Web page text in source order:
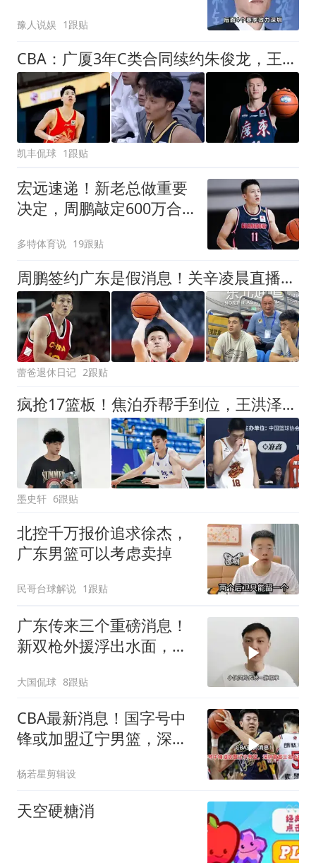
豫人说娱 1跟贴
CBA：广厦3年C类合同续约朱俊龙，王俊杰回归中国男篮，广东男篮不参加夏季联赛，周鹏敲定老将合同回归
凯丰侃球 1跟贴
宏远速递！新老总做重要
决定，周鹏敲定600万合
多特体育说 19跟贴
周鹏签约广东是假消息！关辛凌晨直播辟谣，要自媒体拿出证据来
蕾爸退休日记 2跟贴
疯抢17篮板！焦泊乔帮手到位，王洪泽20+14，广东35分吊打天津！
墨史轩 6跟贴
北控千万报价追求徐杰，
广东男篮可以考虑卖掉
民哥台球解说 1跟贴
广东传来三个重磅消息！
新双枪外援浮出水面，陈
大国侃球 8跟贴
CBA最新消息！国字号中
锋或加盟辽宁男篮，深圳
杨若星剪辑设
天空硬糖消